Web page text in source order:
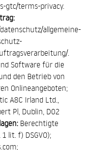
gtc/terms-privacy.
allgemeine-
.
Software für die
den Betrieb von
Onlineangeboten;
A8C Irland Ltd.,
Pl, Dublin, D02
Berechtigte
lit. f) DSGVO);
;